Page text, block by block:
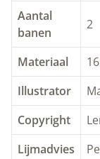
Aantal
banen
2
Materiaal
Illustrator
Copyright
Lijmadvies